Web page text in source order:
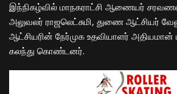
இந்நிகழ்வில் மாநகராட்சி ஆணையர்
அலுவலர் ராஜலெட்சுமி, துணை ஆட்சியர்
ஆட்சியரின் நேர்முக உதவியாளர்
கலந்து கொண்டனர்.